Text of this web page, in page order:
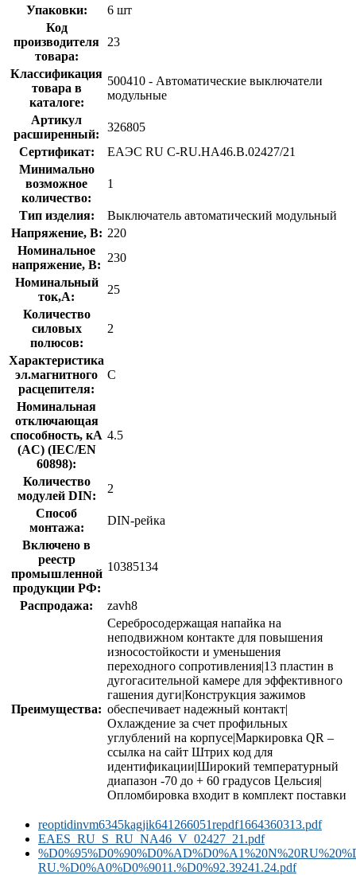
Упаковки:
6 шт
Код
производителя
товара:
23
Классификация
товара в
каталоге:
500410 - Автоматические выключатели
модульные
Артикул
расширенный:
326805
Сертификат:
ЕАЭС RU С-RU.НА46.В.02427/21
Минимально
возможное
количество:
1
Тип изделия:
Выключатель автоматический модульный
Напряжение, В: 220
Номинальное
напряжение, В:
230
Номинальный
ток,А:
25
Количество
силовых
полюсов:
2
Характеристика
эл.магнитного
расцепителя:
C
Номинальная
отключающая
способность, кA
(AC) (IEC/EN
60898):
4.5
Количество
модулей DIN:
2
Способ
монтажа:
DIN-рейка
Включено в
реестр
промышленной
продукции РФ:
10385134
Распродажа: zavh8
Преимущества:
Серебросодержащая напайка на
неподвижном контакте для повышения
износостойкости и уменьшения
переходного сопротивления|13 пластин в
дугогасительной камере для эффективного
гашения дуги|Конструкция зажимов
обеспечивает надежный контакт|
Охлаждение за счет профильных
углублений на корпусе|Маркировка QR –
ссылка на сайт Штрих код для
идентификации|Широкий температурный
диапазон -70 до + 60 градусов Цельсия|
Опломбировка входит в комплект поставки
reoptidinvm6345kagjik641266051repdf1664360313.pdf
EAES_RU_S_RU_NA46_V_02427_21.pdf
RU.%D0%A0%D0%9011.%D0%92.39241.24.pdf